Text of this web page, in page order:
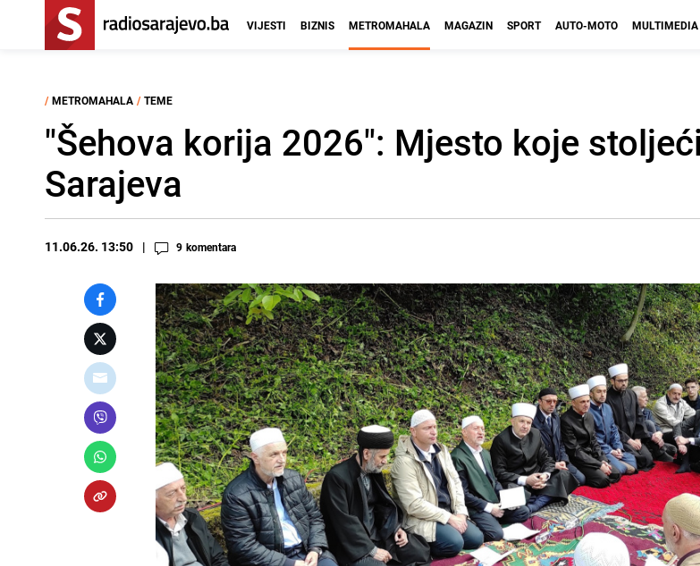
VIJESTI BIZNIS METROMAHALA MAGAZIN SPORT AUTO-MOTO MULTIMEDIA
/ METROMAHALA / TEME
"Šehova korija 2026": Mjesto koje
Sarajeva
11.06.26. 13:50 9 komentara